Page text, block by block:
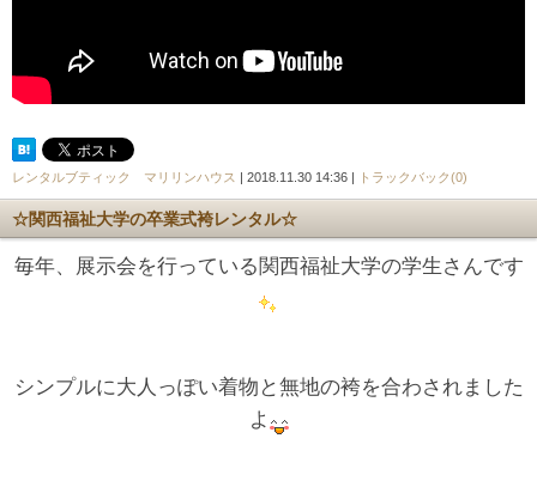
レンタルブティック マリリンハウス | 2018.11.30 14:36 | トラックバック(0)
☆関西福祉大学の卒業式袴レンタル☆
毎年、展示会を行っている関西福祉大学の学生さんです
シンプルに大人っぽい着物と無地の袴を合わされました
よ